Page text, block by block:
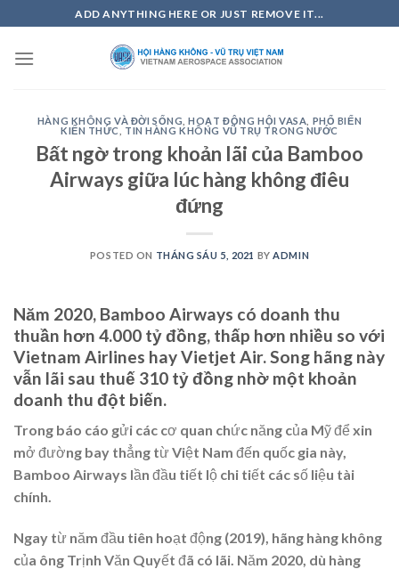
to
content
ADD ANYTHING HERE OR JUST REMOVE IT...
HÀNG KHÔNG VÀ ĐỜI SỐNG ,HOẠT ĐỘNG HỘI VASA PHỔ BIẾN
KIẾN THỨC
TIN HÀNG KHÔNG VŨ TRỤ TRONG NƯỚC
Bất ngờ trong khoản lãi của Bamboo
Airways giữa lúc hàng không điêu
đứng
POSTED ON THÁNG SÁU 5, 2021 BY ADMIN
Năm 2020, Bamboo Airways có doanh thu
thuần hơn 4.000 tỷ đồng, thấp hơn nhiều so với
Vietnam Airlines hay Vietjet Air. Song hãng này
vẫn lãi sau thuế 310 tỷ đồng nhờ một khoản
doanh thu đột biến.
Trong báo cáo gửi các cơ quan chức năng của Mỹ để xin
mở đường bay thẳng từ Việt Nam đến quốc gia này,
Bamboo Airways lần đầu tiết lộ chi tiết các số liệu tài
chính.
Ngay từ năm đầu tiên hoạt động (2019), hãng hàng không
của ông Trịnh Văn Quyết đã có lãi. Năm 2020, dù hàng